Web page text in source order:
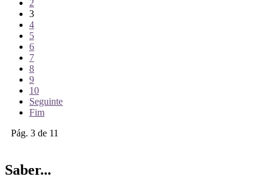
2
3
4
5
6
7
8
9
10
Seguinte
Fim
Pág. 3 de 11
Saber...